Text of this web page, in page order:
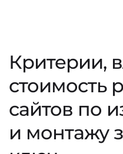
Критерии,
стоимость
сайтов по
и монтажу